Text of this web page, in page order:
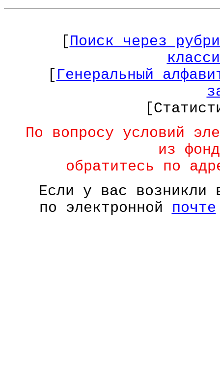
[Поиск через
[ Генеральный
По вопросу условий
из
обратитесь по
Если у вас возникли
по электронной почте